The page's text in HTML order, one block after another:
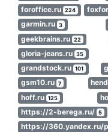
foroffice.ru 224
garmin.ru 3
geekbrains.ru 22
gloria-jeans.ru 35
grandstock.ru 101
gsm10.ru 7
hoff.ru 125
https://2-berega.ru/ 5
https://360.yandex.ru/